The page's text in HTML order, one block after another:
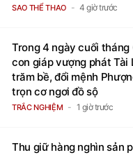
SAO THỂ THAO 4 giờ trước
Trong 4 ngày cuối tháng
con giáp vượng phát Tài
trăm bề, đổi mệnh
trọn cơ ngơi đồ sộ
TRẮC NGHIỆM 1 giờ trước
Thu giữ hàng nghìn sản